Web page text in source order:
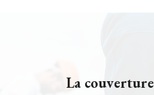
La couverture